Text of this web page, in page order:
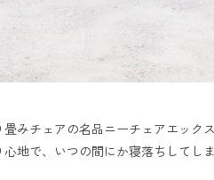
みチェアの名品ニーチェアエックス
地で、いつの間にか寝落ちしてし